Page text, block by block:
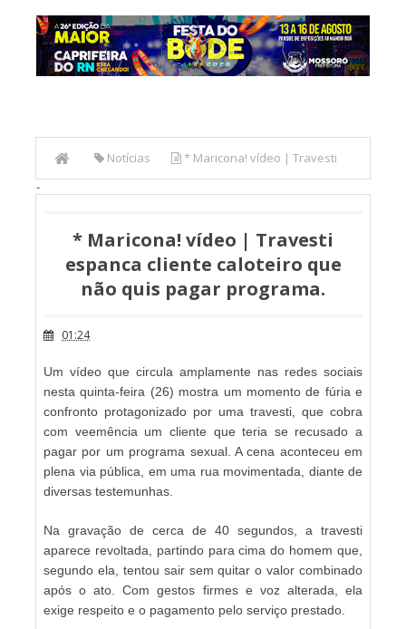
Notícias * Maricona! vídeo | Travesti
espanca cliente caloteiro que não quis pagar programa.
-
* Maricona! vídeo | Travesti
espanca cliente caloteiro que
não quis pagar programa.
01:24
Um vídeo que circula amplamente nas redes sociais
nesta quinta-feira (26) mostra um momento de fúria e
confronto protagonizado por uma travesti, que cobra
com veemência um cliente que teria se recusado a
pagar por um programa sexual. A cena aconteceu em
plena via pública, em uma rua movimentada, diante de
diversas testemunhas.
Na gravação de cerca de 40 segundos, a travesti
aparece revoltada, partindo para cima do homem que,
segundo ela, tentou sair sem quitar o valor combinado
após o ato. Com gestos firmes e voz alterada, ela
exige respeito e o pagamento pelo serviço prestado.